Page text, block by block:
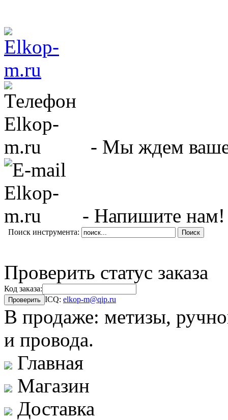
- Мы ждем
- Напишите нам!
Поиск инструмента:
Проверить статус заказа
Код заказа:
ICQ: elkop-m@qip.ru
В продаже: метизы,
и провода.
Главная
Магазин
Доставка